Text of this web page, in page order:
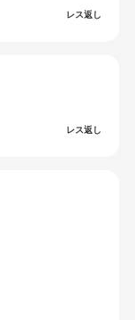
レス返し
レス返し